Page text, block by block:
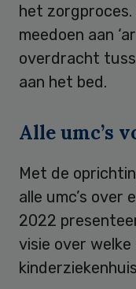
het zorgproces.
meedoen aan
overdracht
aan het bed.
Alle umc’s
Met de
alle umc’s over
2022
visie over